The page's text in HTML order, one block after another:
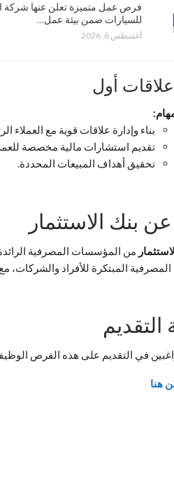
فرص عمل متميزة تعلن عنها شركة
للسيارات ضمن بيئة عمل…
أغسطس 6, 2026
أول
بناء وإدارة علاقات قوية مع العملاء
تقديم استشارات مالية مخصصة
تحقيق أهداف المبيعات المحددة.
بنك الاستثمار
من المؤسسات المصرفية
المبتكرة للأفراد والشركات،
التقديم
في التقديم على هذه الفرص
هنا